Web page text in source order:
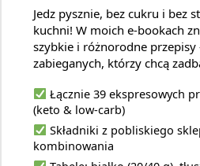
Jedz pysznie, bez cukru i bez
kuchni! W moich e-bookach
szybkie i różnorodne przepisy
zabieganych, którzy chcą
Łącznie 39 ekspresowych
(keto & low-carb)
Składniki z pobliskiego
kombinowania